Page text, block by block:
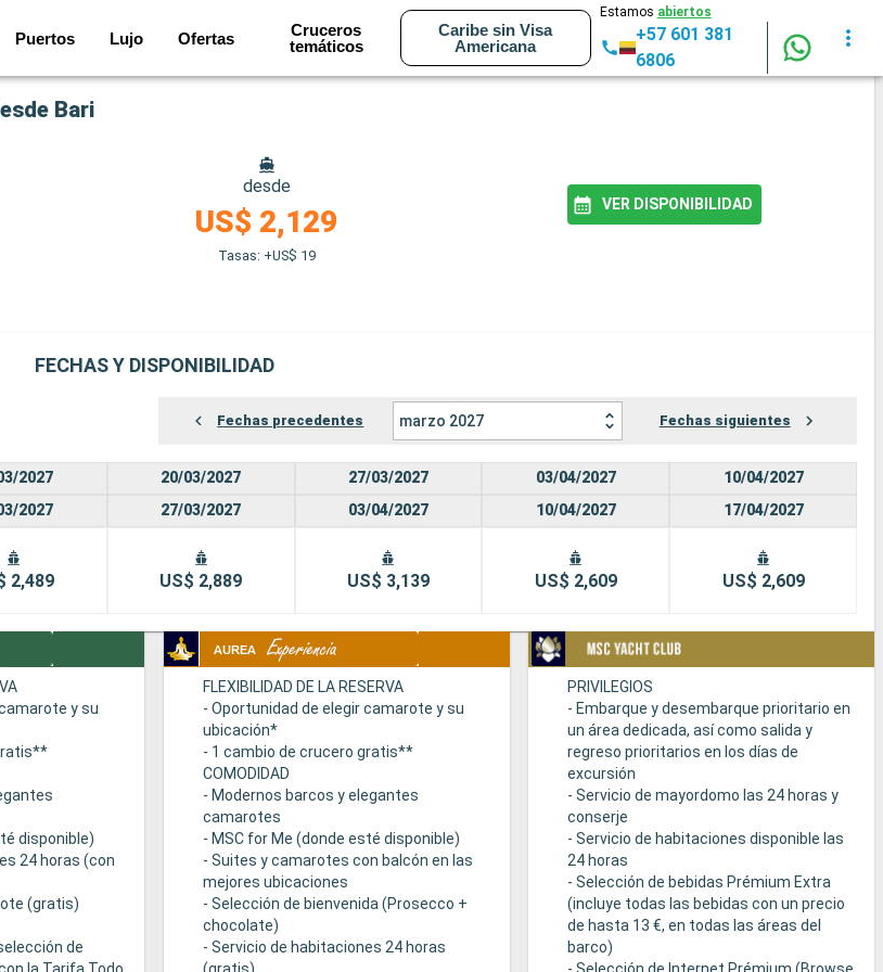
Puertos Lujo Ofertas
Cruceros
temáticos
Caribe sin Visa
Americana
Estamos abiertos
+57 601 381
6806
Bari
desde
US$ 2,129
Tasas: +US$ 19
VER DISPONIBILIDAD
FECHAS Y DISPONIBILIDAD
Fechas precedentes marzo 2027 Fechas siguientes
2027
2027
2,489
20/03/2027
27/03/2027
US$ 2,889
27/03/2027
03/04/2027
US$ 3,139
03/04/2027
10/04/2027
US$ 2,609
10/04/2027
17/04/2027
US$ 2,609
y su
disponible)
24 horas (con
(gratis)
de
la Tarifa Todo
FLEXIBILIDAD DE LA RESERVA
- Oportunidad de elegir camarote y su
ubicación*
- 1 cambio de crucero gratis**
COMODIDAD
- Modernos barcos y elegantes
camarotes
- MSC for Me (donde esté disponible)
- Suites y camarotes con balcón en las
mejores ubicaciones
- Selección de bienvenida (Prosecco +
chocolate)
- Servicio de habitaciones 24 horas
(gratis)
PRIVILEGIOS
- Embarque y desembarque prioritario en
un área dedicada, así como salida y
regreso prioritarios en los días de
excursión
- Servicio de mayordomo las 24 horas y
conserje
- Servicio de habitaciones disponible las
24 horas
- Selección de bebidas Prémium Extra
(incluye todas las bebidas con un precio
de hasta 13 €, en todas las áreas del
barco)
- Selección de Internet Prémium (Browse